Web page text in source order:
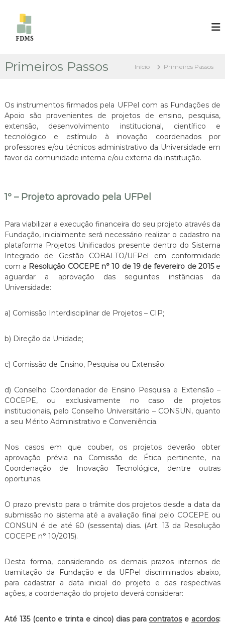
A
O
D
E
L
F
I
E
D
E
S
S
I
V
I
A
Ã
L
F
I
M
E
N
S
V
E
R
A
Primeiros Passos Início Primeiros Passos
Os instrumentos firmados pela UFPel com as Fundações de
Apoio são provenientes de projetos de ensino, pesquisa,
extensão, desenvolvimento institucional, científico e
tecnológico e estímulo à inovação coordenados por
professores e/ou técnicos administrativo da Universidade em
favor da comunidade interna e/ou externa da instituição.
1º – Projeto aprovado pela UFPel
Para viabilizar a execução financeira do seu projeto através da
Fundação, inicialmente será necessário realizar o cadastro na
plataforma Projetos Unificados presente dentro do Sistema
Integrado de Gestão COBALTO/UFPel em conformidade
com a Resolução COCEPE n° 10 de 19 de fevereiro de 2015e
aguardar a aprovação das seguintes instâncias da
Universidade:
a) Comissão Interdisciplinar de Projetos – CIP;
b) Direção da Unidade;
c) Comissão de Ensino, Pesquisa ou Extensão;
d) Conselho Coordenador de Ensino Pesquisa e Extensão –
COCEPE, ou exclusivamente no caso de projetos
institucionais, pelo Conselho Universitário – CONSUN, quanto
a seu Mérito Administrativo e Conveniência.
Nos casos em que couber, os projetos deverão obter
aprovação prévia na Comissão de Ética pertinente, na
Coordenação de Inovação Tecnológica, dentre outras
oportunas.
O prazo previsto para o trâmite dos projetos desde a data da
submissão no sistema até a avaliação final pelo COCEPE ou
CONSUN é de até 60 (sessenta) dias. (Art. 13 da Resolução
COCEPE n° 10/2015).
Desta forma, considerando os demais prazos internos de
tramitação da Fundação e da UFPel discriminados abaixo,
para cadastrar a data inicial do projeto e das respectivas
ações, a coordenação do projeto deverá considerar:
Até 135 (cento e trinta e cinco) dias para contratose acordos: